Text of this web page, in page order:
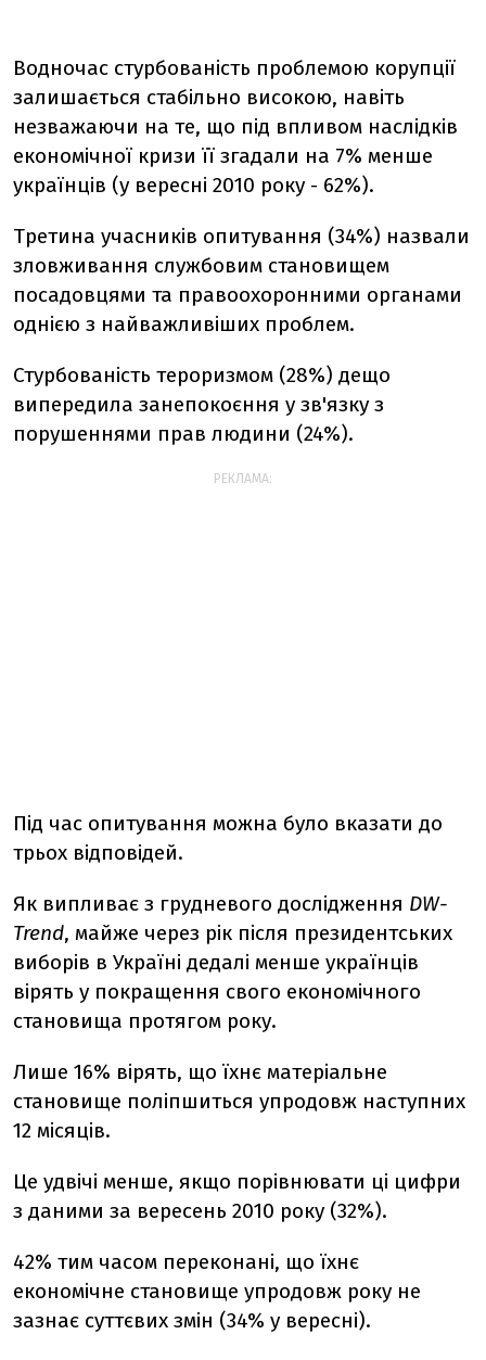
Водночас стурбованість проблемою корупції
залишається стабільно високою, навіть
незважаючи на те, що під впливом наслідків
економічної кризи її згадали на 7% менше
українців (у вересні 2010 року - 62%).
Третина учасників опитування (34%) назвали
зловживання службовим становищем
посадовцями та правоохоронними органами
однією з найважливіших проблем.
Стурбованість тероризмом (28%) дещо
випередила занепокоєння у зв'язку з
порушеннями прав людини (24%).
РЕКЛАМА:
Під час опитування можна було вказати до
трьох відповідей.
Як випливає з грудневого дослідження DW-
Trend, майже через рік після президентських
виборів в Україні дедалі менше українців
вірять у покращення свого економічного
становища протягом року.
Лише 16% вірять, що їхнє матеріальне
становище поліпшиться упродовж наступних
12 місяців.
Це удвічі менше, якщо порівнювати ці цифри
з даними за вересень 2010 року (32%).
42% тим часом переконані, що їхнє
економічне становище упродовж року не
зазнає суттєвих змін (34% у вересні).